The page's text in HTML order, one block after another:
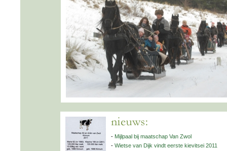
- Mijlpaal bij maatschap Van Zwol
- Wietse van Dijk vindt eerste kievitsei 2011